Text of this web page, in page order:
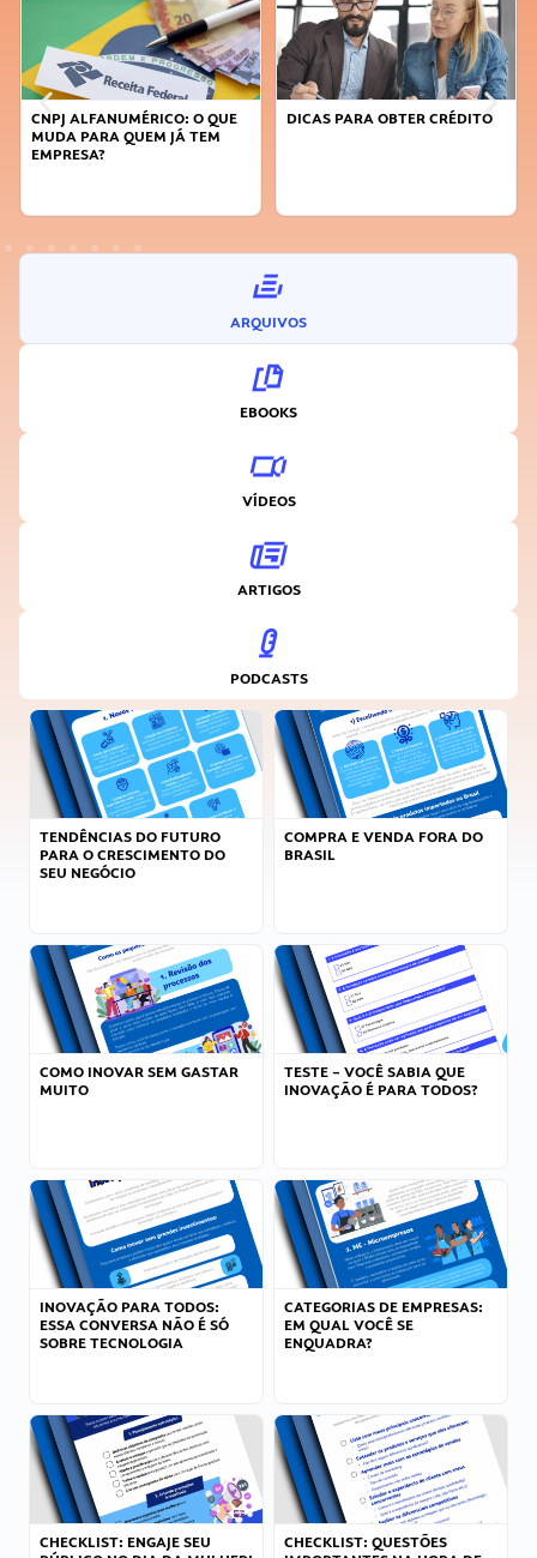
DICAS PARA OBTER CRÉDITO
FAÇA A DIFERENÇA: SEJA
ARQUIVOS
EBOOKS
VÍDEOS
ARTIGOS
PODCASTS
TENDÊNCIAS DO FUTURO
PARA O CRESCIMENTO DO
SEU NEGÓCIO
COMPRA E VENDA FORA DO
BRASIL
COMO INOVAR SEM GASTAR
MUITO
TESTE – VOCÊ SABIA QUE
INOVAÇÃO É PARA TODOS?
INOVAÇÃO PARA TODOS:
ESSA CONVERSA NÃO É SÓ
SOBRE TECNOLOGIA
CATEGORIAS DE EMPRESAS:
EM QUAL VOCÊ SE
ENQUADRA?
CHECKLIST: ENGAJE SEU
CHECKLIST: QUESTÕES